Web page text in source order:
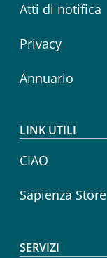
Atti di notifica
Privacy
Annuario
LINK UTILI
CIAO
Sapienza Store
SERVIZI